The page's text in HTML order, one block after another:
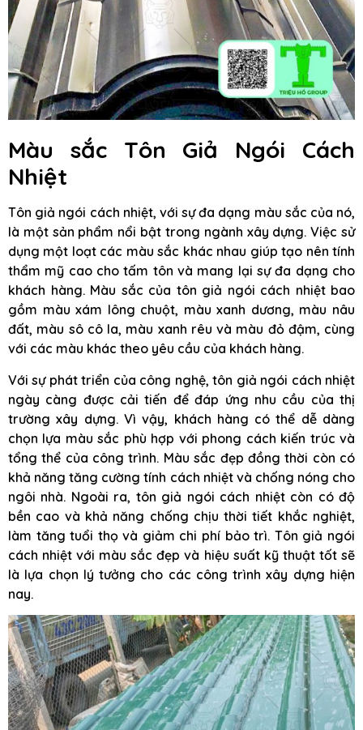
Màu sắc Tôn Giả Ngói Cách
Nhiệt
Tôn giả ngói cách nhiệt, với sự đa dạng màu sắc của nó,
là một sản phẩm nổi bật trong ngành xây dựng. Việc sử
dụng một loạt các màu sắc khác nhau giúp tạo nên tính
thẩm mỹ cao cho tấm tôn và mang lại sự đa dạng cho
khách hàng. Màu sắc của tôn giả ngói cách nhiệt bao
gồm màu xám lông chuột, màu xanh dương, màu nâu
đất, màu sô cô la, màu xanh rêu và màu đỏ đậm, cùng
với các màu khác theo yêu cầu của khách hàng.
Với sự phát triển của công nghệ, tôn giả ngói cách nhiệt
ngày càng được cải tiến để đáp ứng nhu cầu của thị
trường xây dựng. Vì vậy, khách hàng có thể dễ dàng
chọn lựa màu sắc phù hợp với phong cách kiến trúc và
tổng thể của công trình. Màu sắc đẹp đồng thời còn có
khả năng tăng cường tính cách nhiệt và chống nóng cho
ngôi nhà. Ngoài ra, tôn giả ngói cách nhiệt còn có độ
bền cao và khả năng chống chịu thời tiết khắc nghiệt,
làm tăng tuổi thọ và giảm chi phí bảo trì. Tôn giả ngói
cách nhiệt với màu sắc đẹp và hiệu suất kỹ thuật tốt sẽ
là lựa chọn lý tưởng cho các công trình xây dựng hiện
nay.